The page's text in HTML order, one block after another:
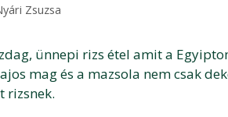
Zsuzsa
ünnepi rizs étel amit a
mag és a mazsola nem csak
rizsnek.